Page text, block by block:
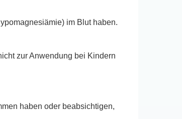
im Blut haben.
zur Anwendung bei Kindern
haben oder beabsichtigen,